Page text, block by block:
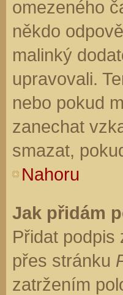
omezeného
někdo
malinký
upravovali.
nebo pokud
zanechat
smazat,
Nahoru
Jak přidám
Přidat podpis
přes stránku
zatržením